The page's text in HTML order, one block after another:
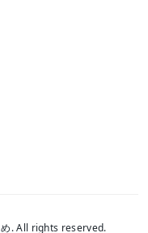
. All rights reserved.